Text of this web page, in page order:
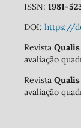
ISSN: 1981-
DOI: https://
Revista Qualis
avaliação
Revista Qualis
avaliação